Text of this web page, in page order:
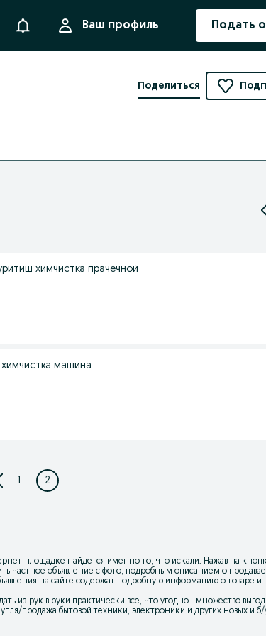
УведомленияВаш профиль Подать
Поделиться
химчистка прачечной
машина
1 2
площадке найдется именно то, что искали. Нажав на
частное объявление с фото, подробным описанием о
на сайте содержат подробную информацию о товаре и
из рук в руки практически все, что угодно - множество
продажа бытовой техники, электроники и других новых и б/